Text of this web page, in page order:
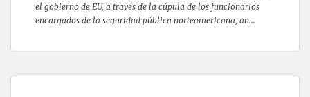
el gobierno de EU, a través de la cúpula de los funcionarios
encargados de la seguridad pública norteamericana, an...